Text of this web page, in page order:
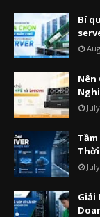
Bí
Nên
Giải